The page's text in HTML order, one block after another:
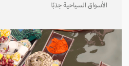
الأسواق السياحية جذبًا